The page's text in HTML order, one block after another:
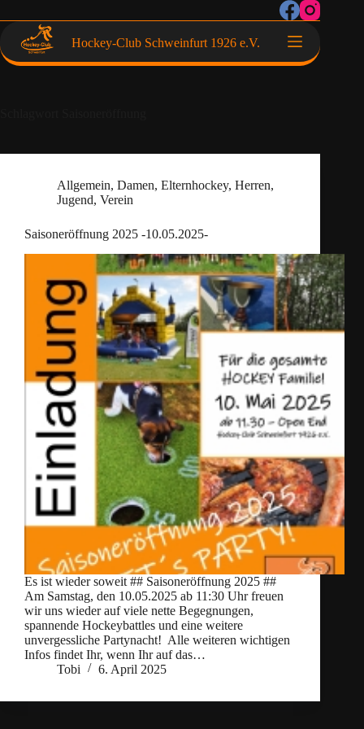
Hockey-Club Schweinfurt 1926 e.V.
Allgemein, Damen, Elternhockey, Herren,
Jugend, Verein
Saisoneröffnung 2025 -10.05.2025-
Es ist wieder soweit ## Saisoneröffnung 2025 ##
Am Samstag, den 10.05.2025 ab 11:30 Uhr freuen
wir uns wieder auf viele nette Begegnungen,
spannende Hockeybattles und eine weitere
unvergessliche Partynacht! Alle weiteren wichtigen
Infos findet Ihr, wenn Ihr auf das…
Tobi
6. April 2025